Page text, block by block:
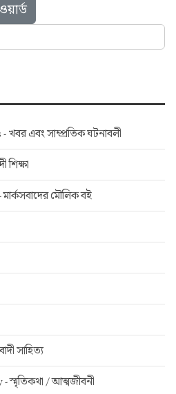
-খবর এবং সাম্প্রতিক ঘটনাবলী
শিক্ষা
মার্কসবাদের মৌলিক বই
সাহিত্য
-স্মৃতিকথা / আত্মজীবনী